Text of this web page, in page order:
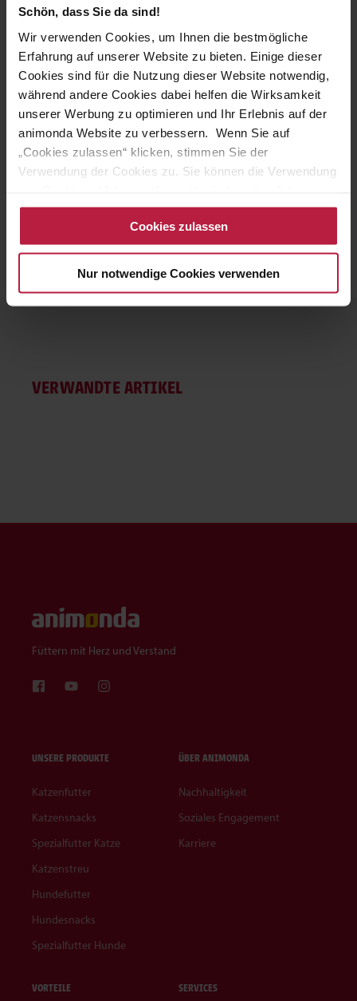
Schön, dass Sie da sind!
Wir verwenden Cookies, um Ihnen die bestmögliche
Erfahrung auf unserer Website zu bieten. Einige dieser
Cookies sind für die Nutzung dieser Website notwendig,
während andere Cookies dabei helfen die Wirksamkeit
unserer Werbung zu optimieren und Ihr Erlebnis auf der
animonda Website zu verbessern. Wenn Sie auf
„Cookies zulassen“ klicken, stimmen Sie der
Verwendung der Cookies zu. Sie können die Verwendung
Datenschutzseiteändern/widerrufen oder auf das
Cookiebot-Logo am linken unteren Bildrand klicken. Mit
Klick auf „Cookies zulassen“ erteilen Sie Ihre Einwilligung
auch in die Weitergabe über Ihr Verhalten in unserem
10, 48624 Schöppingen, Deutschland), die diese Daten
Cookies zulassen
Nur notwendige Cookies verwenden
Futterproteine antigen sein können, wirkt oft nur ein
Futtermittel können dabei eine Allergie auslösen.
Identifizierte Futterallergene sind Rindfleisch,
Molkereiprodukte, Weizen, Geflügelfleisch, Lamm und
Soja. Viele Tierhalter machen auch Farbstoffe und
Konservierungsmittel für Allergien verantwortlich. Es gibt
aber bisher keinen wissenschaftlichen Nachweis für die
Behauptungen. Allerdings können Zusatzstoffe als
unvollständige Antigene wirken.
VERWANDTE ARTIKEL
Füttern mit Herz und Verstand
UNSERE PRODUKTE
Katzenfutter
Katzensnacks
Spezialfutter Katze
Katzenstreu
Hundefutter
Hundesnacks
Spezialfutter Hunde
ÜBER ANIMONDA
Nachhaltigkeit
Soziales Engagement
Karriere
VORTEILE SERVICES